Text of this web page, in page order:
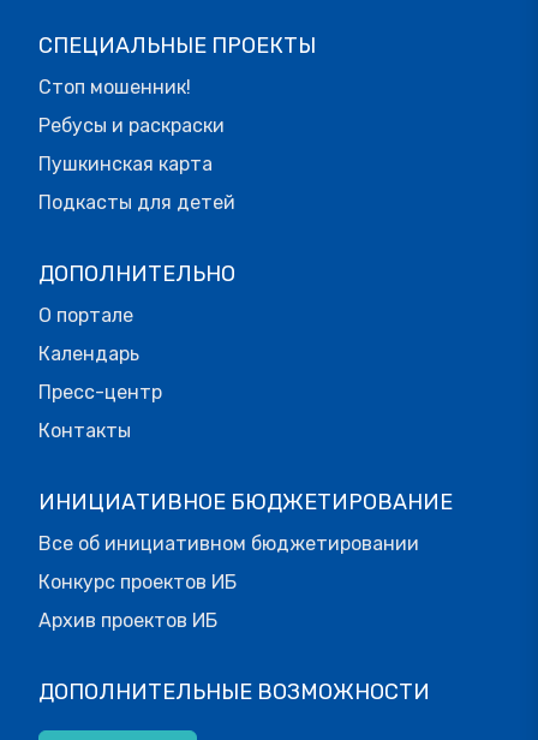
СПЕЦИАЛЬНЫЕ ПРОЕКТЫ
Стоп мошенник!
Ребусы и раскраски
Пушкинская карта
Подкасты для детей
ДОПОЛНИТЕЛЬНО
О портале
Календарь
Пресс-центр
Контакты
ИНИЦИАТИВНОЕ БЮДЖЕТИРОВАНИЕ
Все об инициативном бюджетировании
Конкурс проектов ИБ
Архив проектов ИБ
ДОПОЛНИТЕЛЬНЫЕ ВОЗМОЖНОСТИ